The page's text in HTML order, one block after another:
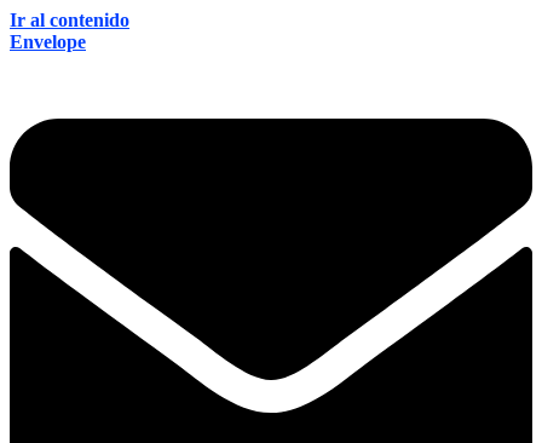
Ir al contenido
Envelope